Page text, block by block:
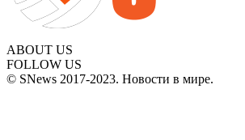
ABOUT US
FOLLOW US
© SNews 2017-2023. Новости в мире.